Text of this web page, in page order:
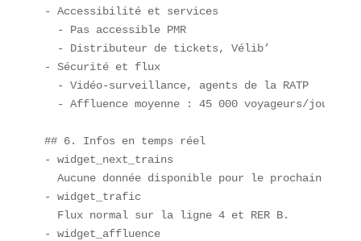
- Accessibilité et services
  - Pas accessible PMR
  - Distributeur de tickets, Vélib’
- Sécurité et flux
  - Vidéo-surveillance, agents de la RATP
  - Affluence moyenne : 45 000 voyageurs/jour
## 6. Infos en temps réel
- widget_next_trains
Aucune donnée disponible pour le prochain
- widget_trafic
  Flux normal sur la ligne 4 et RER B.
- widget_affluence